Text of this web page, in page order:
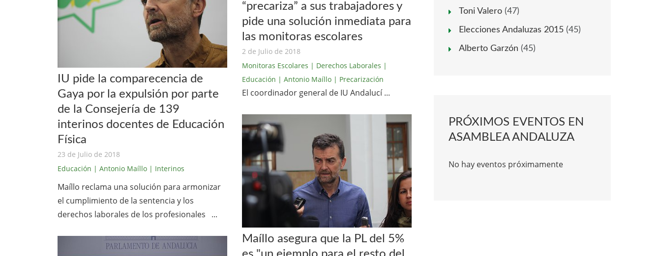
IU pide la comparecencia de
Gaya por la expulsión por parte
de la Consejería de 139
interinos docentes de Educación
Física
23 de Julio de 2018
Educación | Antonio Maíllo | Interinos
Maíllo reclama una solución para armonizar
el cumplimiento de la sentencia y los
derechos laborales de los profesionales ...
“precariza” a sus trabajadores y
pide una solución inmediata para
las monitoras escolares
2 de Julio de 2018
Monitoras Escolares | Derechos Laborales |
Educación | Antonio Maíllo | Precarización
El coordinador general de IU Andalucí ...
Maíllo asegura que la PL del 5%
Toni Valero (47)
Elecciones Andaluzas 2015 (45)
Alberto Garzón (45)
PRÓXIMOS EVENTOS EN
ASAMBLEA ANDALUZA
No hay eventos próximamente